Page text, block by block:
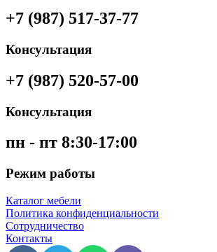
+7 (987) 517-37-77
Консультация
+7 (987) 520-57-00
Консультация
пн - пт 8:30-17:00
Режим работы
Каталог мебели
Политика конфиденциальности
Сотрудничество
Контакты